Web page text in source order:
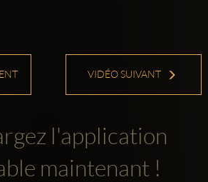
VIDÉO SUIVANT
l'application
maintenant !